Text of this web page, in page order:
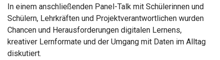
In einem anschließenden Panel-Talk mit Schülerinnen und
Schülern, Lehrkräften und Projektverantwortlichen wurden
Chancen und Herausforderungen digitalen Lernens,
kreativer Lernformate und der Umgang mit Daten im Alltag
diskutiert.